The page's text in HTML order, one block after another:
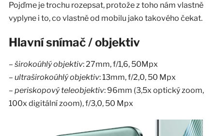
Pojďme je trochu rozepsat, protože z toho nám vlastně
vyplyne i to, co vlastně od mobilu jako takového čekat.
Hlavní snímač / objektiv
– širokoúhlý objektiv: 27mm, f/1,6, 50Mpx
– ultraširokoúhlý objektiv: 13mm, f/2,0, 50 Mpx
– periskopový teleobjektiv: 96mm (3,5x optický zoom,
100x digitální zoom), f/3,0, 50 Mpx